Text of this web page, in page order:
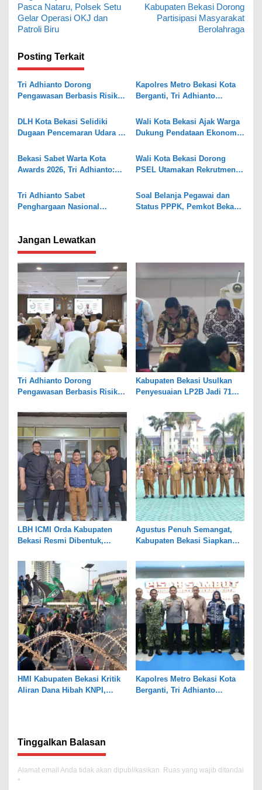
a
v
i
g
a
s
i
p
o
s
Pasca Nataru, Polsek Setu
Gelar Operasi OKJ dan
Patroli Biru
Kabupaten Bekasi Dorong
Partisipasi Masyarakat
Berolahraga
Posting Terkait
Tri Adhianto Dorong
Pengawasan Berbasis Risiko,
Kelola
Kapolres Metro Bekasi Kota
Berganti, Tri Adhianto
DLH Kota Bekasi Selidiki
Dugaan Pencemaran Udara di
Wali Kota Bekasi Ajak Warga
Dukung Pendataan Ekonomi
Bekasi Sabet Warta Kota
Awards 2026, Tri Adhianto:
Pelayanan
Wali Kota Bekasi Dorong
PSEL Utamakan Rekrutmen
Tri Adhianto Sabet
Penghargaan Nasional
Soal Belanja Pegawai dan
Status PPPK, Pemkot Bekasi
Jangan Lewatkan
Tri Adhianto Dorong
Pengawasan Berbasis Risiko,
Kelola
Kabupaten Bekasi Usulkan
Penyesuaian LP2B Jadi 71
Industri dan Pertanian
LBH ICMI Orda Kabupaten
Bekasi Resmi Dibentuk,
Pendampingan Hukum
Agustus Penuh Semangat,
Kabupaten Bekasi Siapkan
Hari Besar
HMI Kabupaten Bekasi Kritik
Aliran Dana Hibah KNPI,
Kapolres Metro Bekasi Kota
Berganti, Tri Adhianto
Tinggalkan Balasan
Alamat email Anda tidak akan dipublikasikan. Ruas yang wajib ditandai
*